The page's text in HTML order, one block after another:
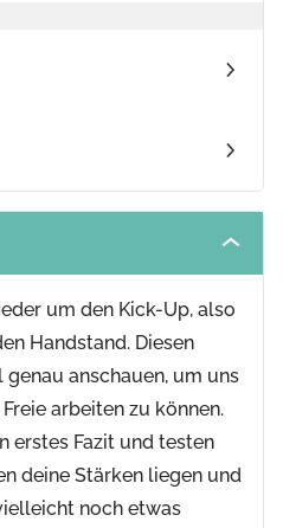
um den Kick-Up, also
Handstand. Diesen
anschauen, um uns
arbeiten zu können.
erstes Fazit und testen
deine Stärken liegen und
noch etwas